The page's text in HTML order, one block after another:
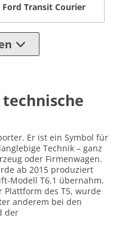
Ford Transit Courier
technische
Er ist ein Symbol für
Technik – ganz
oder Firmenwagen.
ab 2015 produziert
Modell T6.1 übernahm.
Plattform des T5, wurde
anderem bei den
der